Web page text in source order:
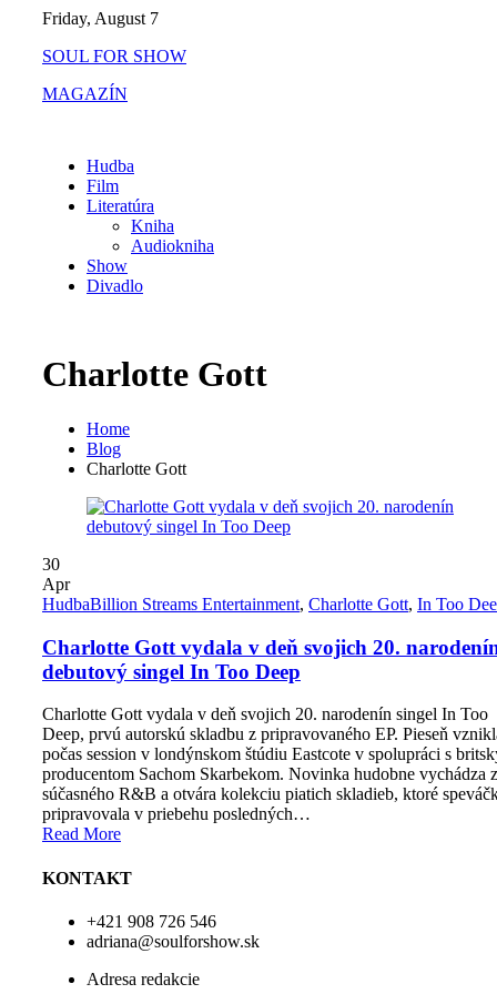
content
Friday, August 7
SOUL FOR SHOW
MAGAZÍN
Hudba
Film
Literatúra
Kniha
Audiokniha
Show
Divadlo
Charlotte Gott
Home
Blog
Charlotte Gott
30
Apr
HudbaBillion Streams Entertainment, Charlotte Gott, In Too
Charlotte Gott vydala v deň svojich 20.
debutový singel In Too Deep
Charlotte Gott vydala v deň svojich 20. narodenín singel In Too
Deep, prvú autorskú skladbu z pripravovaného EP. Pieseň
počas session v londýnskom štúdiu Eastcote v spolupráci s
producentom Sachom Skarbekom. Novinka hudobne vychádza
súčasného R&B a otvára kolekciu piatich skladieb, ktoré
pripravovala v priebehu posledných…
Read More
KONTAKT
+421 908 726 546
adriana@soulforshow.sk
Adresa redakcie